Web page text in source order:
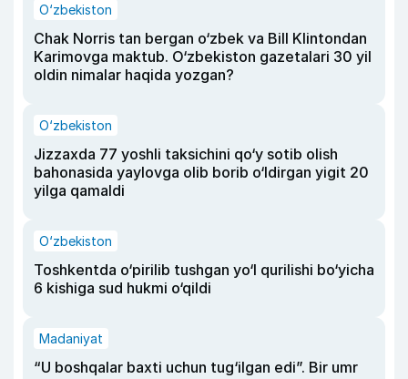
O‘zbekiston
Chak Norris tan bergan o‘zbek va Bill Klintondan
Karimovga maktub. O‘zbekiston gazetalari 30 yil
oldin nimalar haqida yozgan?
O‘zbekiston
Jizzaxda 77 yoshli taksichini qo‘y sotib olish
bahonasida yaylovga olib borib o‘ldirgan yigit 20
yilga qamaldi
O‘zbekiston
Toshkentda o‘pirilib tushgan yo‘l qurilishi bo‘yicha
6 kishiga sud hukmi o‘qildi
Madaniyat
“U boshqalar baxti uchun tug‘ilgan edi”. Bir umr